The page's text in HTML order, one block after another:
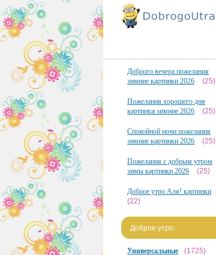
Доброго вечера пожелания
зимние картинки 2026
(25)
Пожелания хорошего дня
картинки зимние 2026
(25)
Спокойной ночи пожелания
зимние картинки 2026
(25)
Пожелания с добрым утром
зимы картинки 2026
(25)
Доброе утро Аля! картинки
(22)
Доброе утро:
Универсальные (1725)